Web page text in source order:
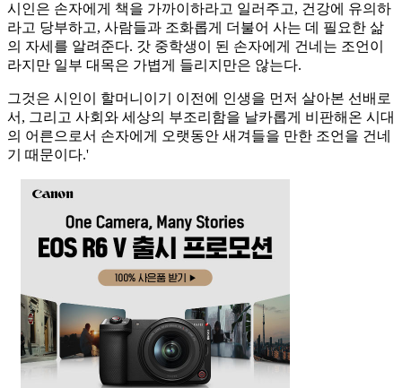
시인은 손자에게 책을 가까이하라고 일러주고, 건강에 유의하
라고 당부하고, 사람들과 조화롭게 더불어 사는 데 필요한 삶
의 자세를 알려준다. 갓 중학생이 된 손자에게 건네는 조언이
라지만 일부 대목은 가볍게 들리지만은 않는다.
그것은 시인이 할머니이기 이전에 인생을 먼저 살아본 선배로
서, 그리고 사회와 세상의 부조리함을 날카롭게 비판해온 시대
의 어른으로서 손자에게 오랫동안 새겨들을 만한 조언을 건네
기 때문이다.'